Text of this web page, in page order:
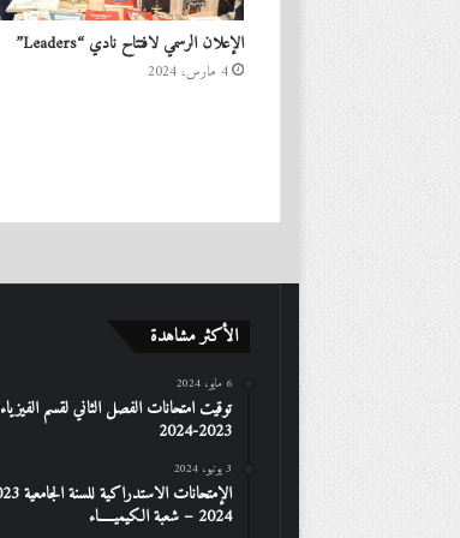
الإعلان الرسمي لافتتاح نادي “Leaders”
4 مارس، 2024
الأكثر مشاهدة
6 مايو، 2024
توقيت امتحانات الفصل الثاني لقسم الفيزياء
2023-2024
3 يونيو، 2024
2024 – شعبة الكیمیـــــاء